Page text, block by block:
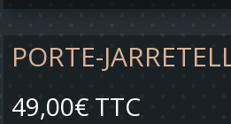
PORTE-
49,00€ TTC